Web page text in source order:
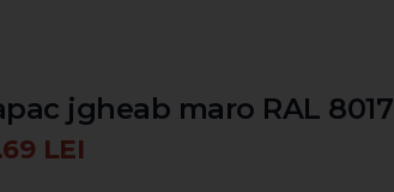
jgheab maro RAL 8017
LEI